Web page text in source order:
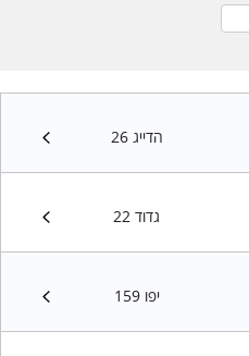
הדייג 26
גדוד 22
יפו 159